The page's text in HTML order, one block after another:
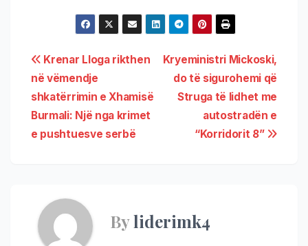
Kryeministri Mickoski,
do të sigurohemi që
Struga të lidhet me
autostradën e
“Korridorit 8”
Krenar Lloga rikthen
në vëmendje
shkatërrimin e Xhamisë
Burmali: Një nga krimet
e pushtuesve serbë
Byliderimk4